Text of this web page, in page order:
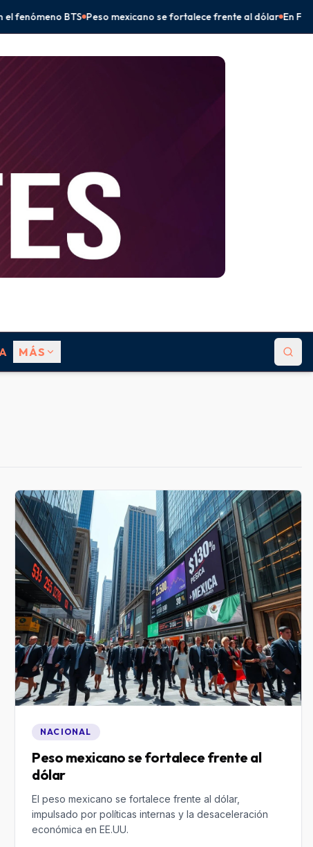
se fortalece frente al dólar En Frontera Comalapa, Eduardo
MÁS
NACIONAL
Peso mexicano se fortalece frente al
dólar
El peso mexicano se fortalece frente al dólar,
impulsado por políticas internas y la desaceleración
económica en EE.UU.